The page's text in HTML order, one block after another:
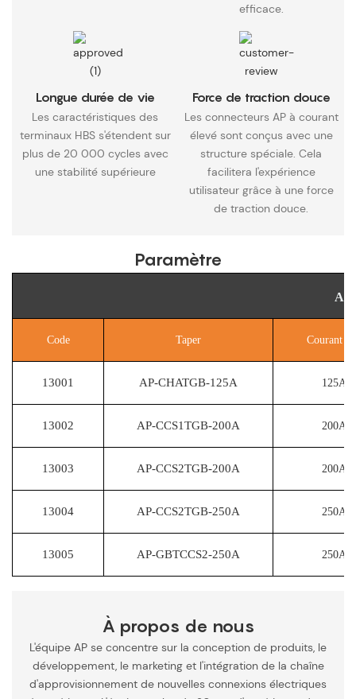
efficace.
Longue durée de vie
Les caractéristiques des
terminaux HBS s'étendent sur
plus de 20 000 cycles avec
une stabilité supérieure
Force de traction douce
Les connecteurs AP à courant
élevé sont conçus avec une
structure spéciale. Cela
facilitera l'expérience
utilisateur grâce à une force
de traction douce.
Paramètre
Code Taper Courant
13001 AP-CHATGB-125A 125A
13002 AP-CCS1TGB-200A 200A
13003 AP-CCS2TGB-200A 200A
13004 AP-CCS2TGB-250A 250A
13005 AP-GBTCCS2-250A 250A
À propos de nous
L'équipe AP se concentre sur la conception de produits, le
développement, le marketing et l'intégration de la chaîne
d'approvisionnement de nouvelles connexions électriques